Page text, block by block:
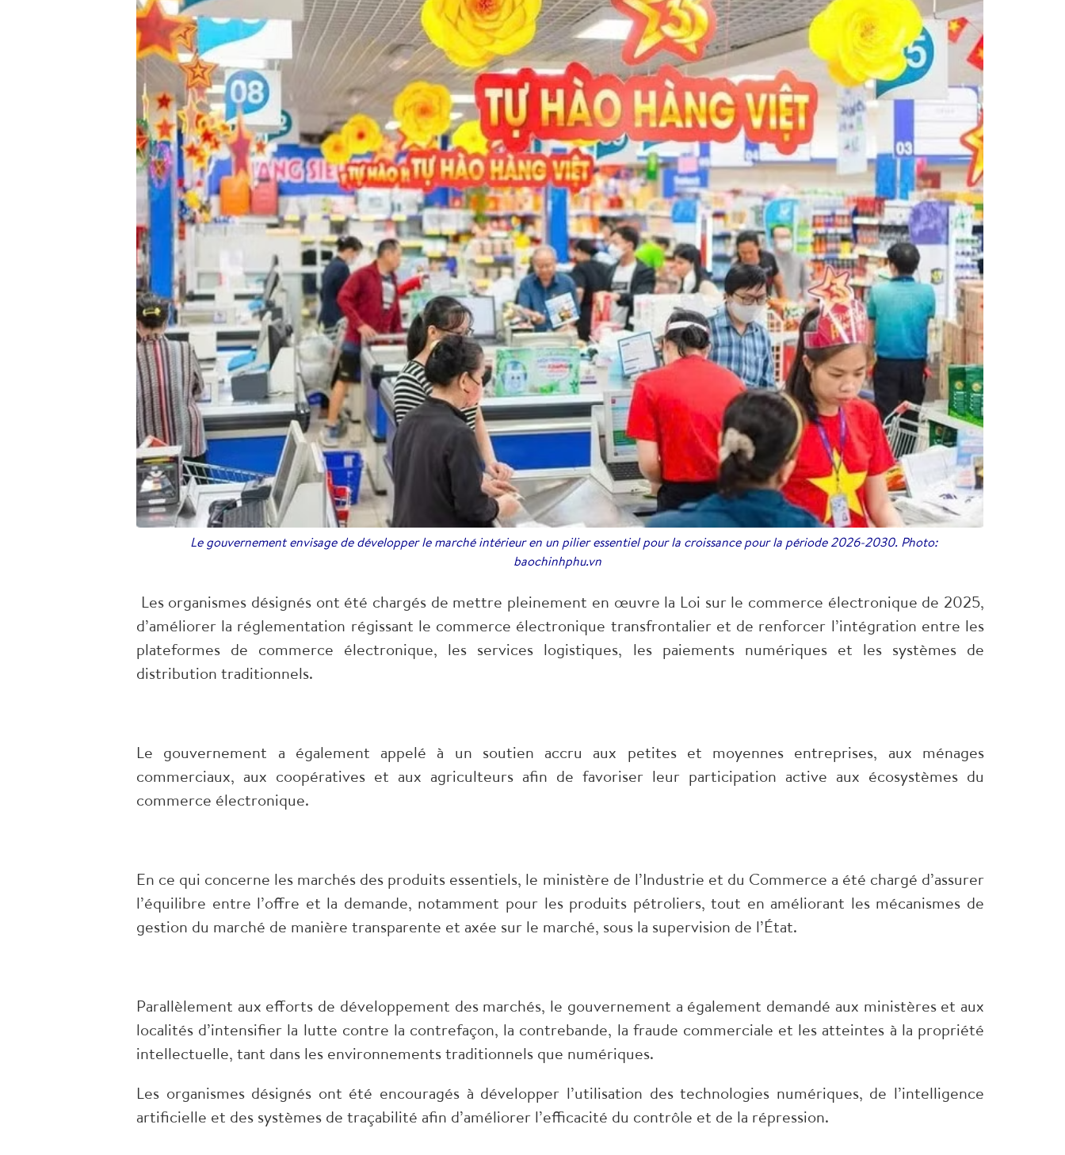
Le gouvernement envisage de développer le marché intérieur en un pilier essentiel pour la croissance pour la période 2026-2030. Photo:
baochinhphu.vn
Les organismes désignés ont été chargés de mettre pleinement en œuvre la Loi sur le commerce électronique de 2025,
d’améliorer la réglementation régissant le commerce électronique transfrontalier et de renforcer l’intégration entre les
plateformes de commerce électronique, les services logistiques, les paiements numériques et les systèmes de
distribution traditionnels.
Le gouvernement a également appelé à un soutien accru aux petites et moyennes entreprises, aux ménages
commerciaux, aux coopératives et aux agriculteurs afin de favoriser leur participation active aux écosystèmes du
commerce électronique.
En ce qui concerne les marchés des produits essentiels, le ministère de l’Industrie et du Commerce a été chargé d’assurer
l’équilibre entre l’offre et la demande, notamment pour les produits pétroliers, tout en améliorant les mécanismes de
gestion du marché de manière transparente et axée sur le marché, sous la supervision de l’État.
Parallèlement aux efforts de développement des marchés, le gouvernement a également demandé aux ministères et aux
localités d’intensifier la lutte contre la contrefaçon, la contrebande, la fraude commerciale et les atteintes à la propriété
intellectuelle, tant dans les environnements traditionnels que numériques.
Les organismes désignés ont été encouragés à développer l’utilisation des technologies numériques, de l’intelligence
artificielle et des systèmes de traçabilité afin d’améliorer l’efficacité du contrôle et de la répression.